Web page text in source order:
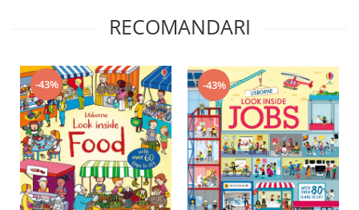
RECOMANDARI
-43% -43%